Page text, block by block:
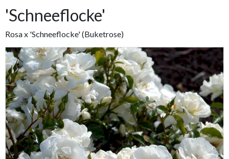
'Schneeflocke'
Rosa x 'Schneeflocke' (Buketrose)